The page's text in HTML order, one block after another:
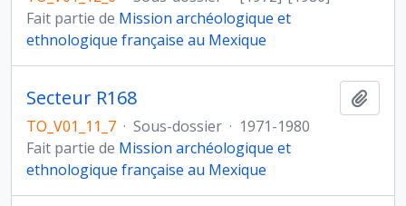
Fait partie de Mission archéologique et
ethnologique française au Mexique
Secteur R168
TO_V01_11_7 · Sous-dossier · 1971-1980
Fait partie de Mission archéologique et
ethnologique française au Mexique